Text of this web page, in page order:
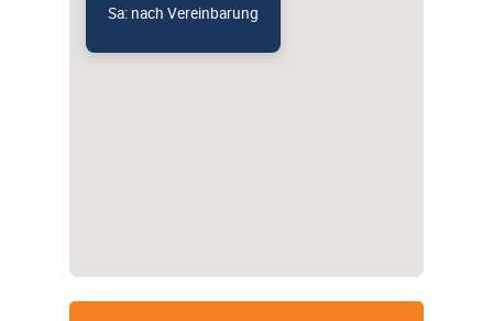
Sa: nach Vereinbarung